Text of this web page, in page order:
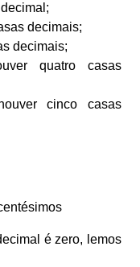
decimais;
decimais;
quatro casas
cinco casas
é zero, lemos